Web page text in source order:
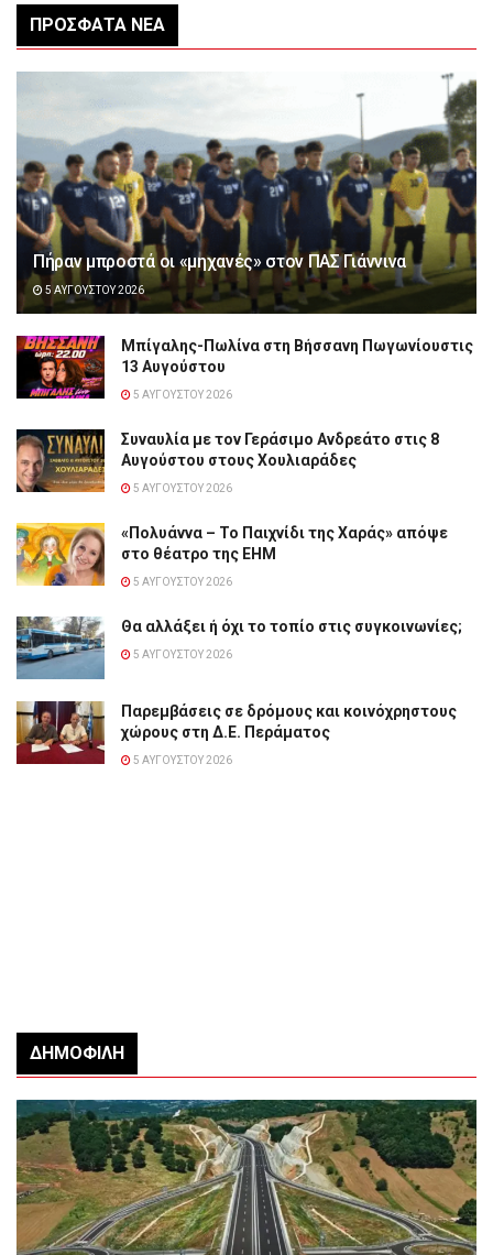
ΠΡΌΣΦΑΤΑ ΝΈΑ
Πήραν μπροστά οι «μηχανές» στον ΠΑΣ Γιάννινα
5 ΑΥΓΟΎΣΤΟΥ 2026
Μπίγαλης-Πωλίνα στη Βήσσανη Πωγωνίουστις
13 Αυγούστου
5 ΑΥΓΟΎΣΤΟΥ 2026
Συναυλία με τον Γεράσιμο Ανδρεάτο στις 8
Αυγούστου στους Χουλιαράδες
5 ΑΥΓΟΎΣΤΟΥ 2026
«Πολυάννα – Το Παιχνίδι της Χαράς» απόψε
στο θέατρο της ΕΗΜ
5 ΑΥΓΟΎΣΤΟΥ 2026
Θα αλλάξει ή όχι το τοπίο στις συγκοινωνίες;
5 ΑΥΓΟΎΣΤΟΥ 2026
Παρεμβάσεις σε δρόμους και κοινόχρηστους
χώρους στη Δ.Ε. Περάματος
5 ΑΥΓΟΎΣΤΟΥ 2026
ΔΗΜΟΦΙΛΉ